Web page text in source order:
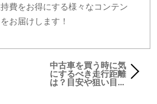
費をお得にする様々なコンテン
お届けします！
中古車を買う時に気
にするべき走行距離
は？目安や狙い目を